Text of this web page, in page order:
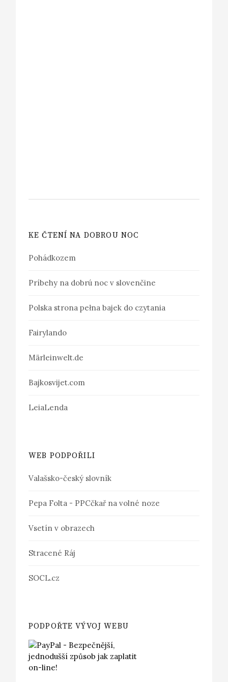
KE ČTENÍ NA DOBROU NOC
Pohádkozem
Príbehy na dobrú noc v slovenčine
Polska strona pełna bajek do czytania
Fairylando
Märleinwelt.de
Bajkosvijet.com
LeiaLenda
WEB PODPOŘILI
Valašsko-český slovník
Pepa Folta - PPCčkař na volné noze
Vsetín v obrazech
Stracené Ráj
SOCL.cz
PODPOŘTE VÝVOJ WEBU